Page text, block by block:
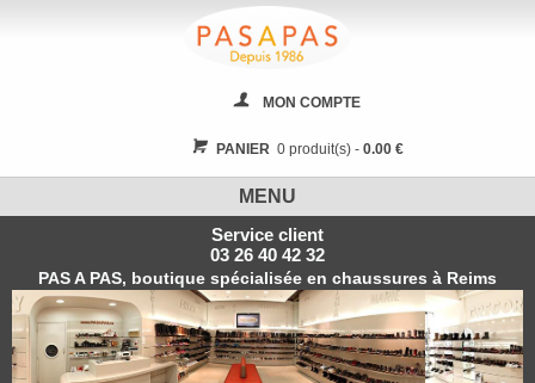
MON COMPTE
PANIER0 produit(s) - 0.00 €
MENU
Service client
03 26 40 42 32
PAS A PAS, boutique spécialisée en chaussures à Reims